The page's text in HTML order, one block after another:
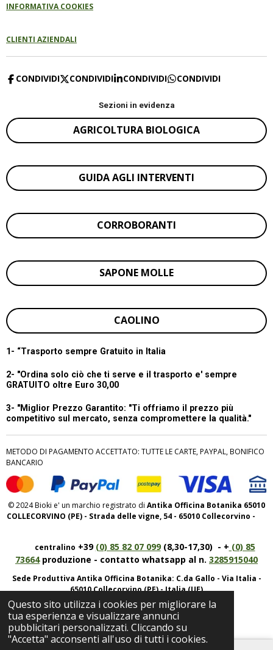
Questo sito utilizza i cookies per migliorare la
tua esperienza e visualizzare annunci
pubblicitari personalizzati. Cliccando su
"Accetta" acconsenti all'uso di tutti i cookies.
INFORMATIVA COOKIES
CLIENTI AZIENDALI
CONDIVIDI CONDIVIDI CONDIVIDI CONDIVIDI
Sezioni in evidenza
AGRICOLTURA BIOLOGICA
GUIDA AGLI INTERVENTI
CORROBORANTI
SAPONE MOLLE
CAOLINO
1- “Trasporto sempre Gratuito in Italia
2- "Ordina solo ciò che ti serve e il trasporto e' sempre
GRATUITO oltre Euro 30,00
3- "Miglior Prezzo Garantito: "Ti offriamo il prezzo più
competitivo sul mercato, senza compromettere la qualità."
METODO DI PAGAMENTO ACCETTATO: TUTTE LE CARTE, PAYPAL, BONIFICO
BANCARIO
© 2024 Bioki e' un marchio registrato di Antika Officina Botanika 65010
COLLECORVINO (PE) - Strada delle vigne, 54 - 65010 Collecorvino -
centralino +39 (0) 85 82 07 099(8,30-17,30) - + (0) 85
73664produzione - contatto whatsapp al n. 3285915040
Sede Produttiva Antika Officina Botanika: C.da Gallo - Via Italia -
65010 Collecorvino (PE) - Italia (UE)
P.iva IT01950520682 REA: 143825